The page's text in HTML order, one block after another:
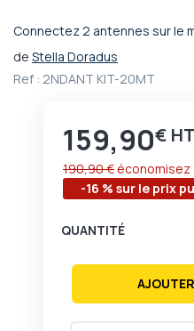
Connectez 2 antennes sur le
de Stella Doradus
Ref : 2NDANT KIT-20MT
Prix
159,90€
-16 % sur le prix
190,90 € économisez
QUANTITÉ
Passer
au
début